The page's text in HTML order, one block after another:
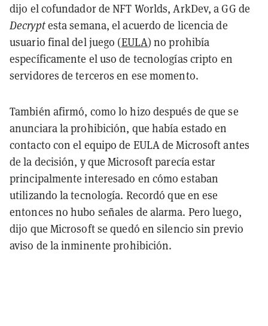
dijo el cofundador de NFT Worlds, ArkDev, a GG de
Decryptesta semana, el acuerdo de licencia de
usuario final del juego (EULA) no prohibía
específicamente el uso de tecnologías cripto en
servidores de terceros en ese momento.
También afirmó, como lo hizo después de que se
anunciara la prohibición, que había estado en
contacto con el equipo de EULA de Microsoft antes
de la decisión, y que Microsoft parecía estar
principalmente interesado en cómo estaban
utilizando la tecnología. Recordó que en ese
entonces no hubo señales de alarma. Pero luego,
dijo que Microsoft se quedó en silencio sin previo
aviso de la inminente prohibición.